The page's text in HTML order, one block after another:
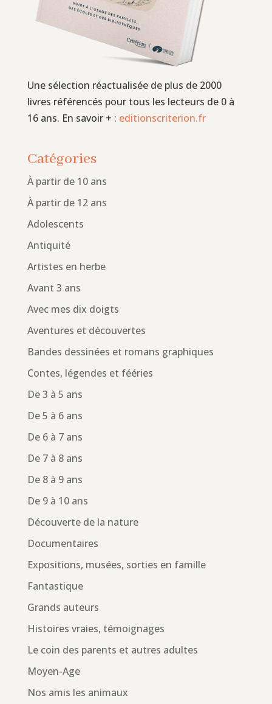
Une sélection réactualisée de plus de 2000
livres référencés pour tous les lecteurs de 0 à
16 ans. En savoir + : editionscriterion.fr
Catégories
À partir de 10 ans
À partir de 12 ans
Adolescents
Antiquité
Artistes en herbe
Avant 3 ans
Avec mes dix doigts
Aventures et découvertes
Bandes dessinées et romans graphiques
Contes, légendes et fééries
De 3 à 5 ans
De 5 à 6 ans
De 6 à 7 ans
De 7 à 8 ans
De 8 à 9 ans
De 9 à 10 ans
Découverte de la nature
Documentaires
Expositions, musées, sorties en famille
Fantastique
Grands auteurs
Histoires vraies, témoignages
Le coin des parents et autres adultes
Moyen-Age
Nos amis les animaux